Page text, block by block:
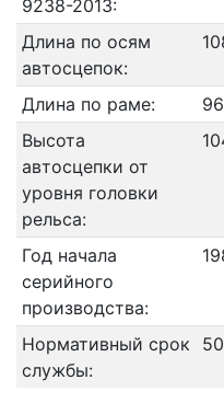
9238-2013:
Длина по осям
автосцепок:
Длина по раме:
Высота
автосцепки от
уровня головки
рельса:
Год начала
серийного
производства:
Нормативный срок
службы: